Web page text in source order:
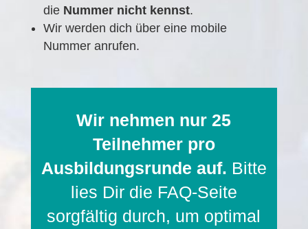
die Nummer nicht kennst.
Wir werden dich über einemobile
Nummer anrufen.
Wir nehmen nur 25
Teilnehmer pro
Ausbildungsrunde auf. Bitte
lies Dir die FAQ-Seite
sorgfältig durch, um optimal